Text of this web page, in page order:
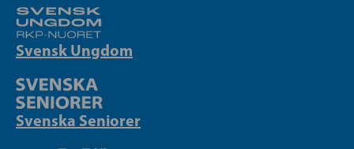
Svensk Ungdom
Svenska Seniorer